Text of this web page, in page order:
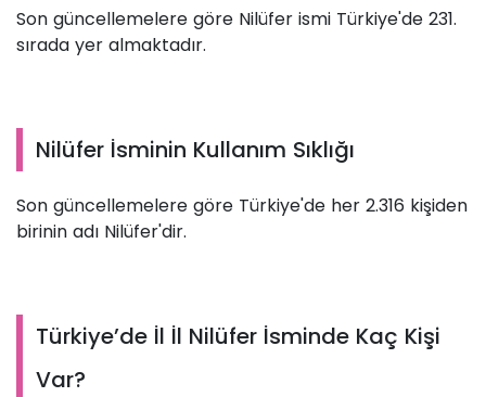
Son güncellemelere göre Nilüfer ismi Türkiye'de 231.
sırada yer almaktadır.
Nilüfer İsminin Kullanım Sıklığı
Son güncellemelere göre Türkiye'de her 2.316 kişiden
birinin adı Nilüfer'dir.
Türkiye’de İl İl Nilüfer İsminde Kaç Kişi
Var?